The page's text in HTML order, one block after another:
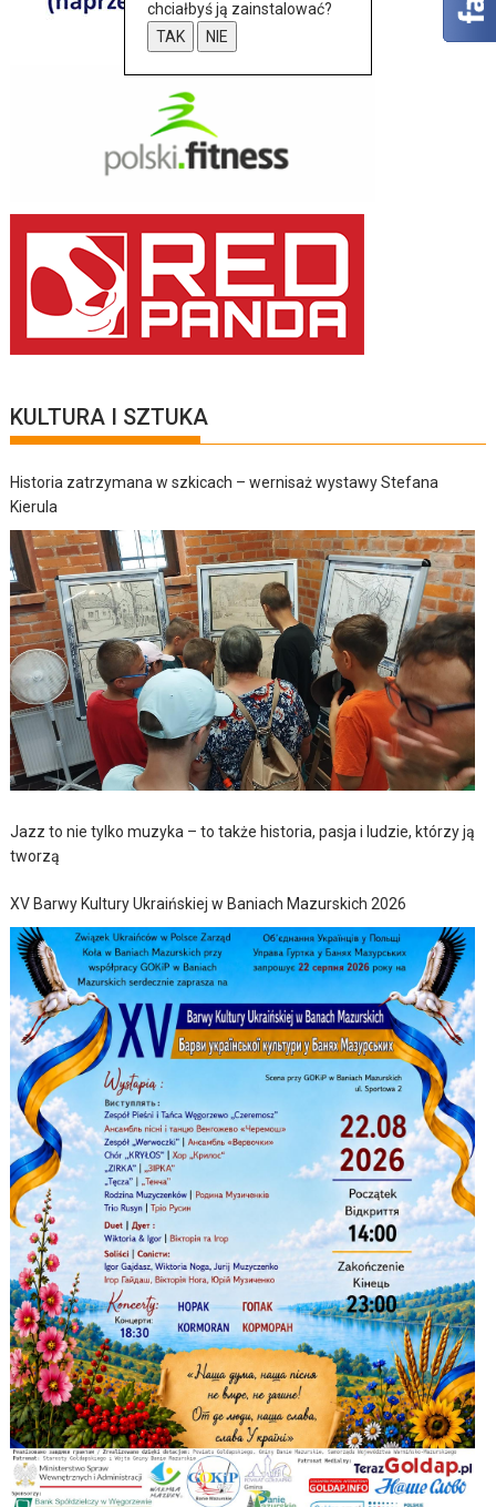
KULTURA I SZTUKA
Historia zatrzymana w szkicach – wernisaż wystawy Stefana
Kierula
Jazz to nie tylko muzyka – to także historia, pasja i ludzie, którzy ją
tworzą
XV Barwy Kultury Ukraińskiej w Baniach Mazurskich 2026
chciałbyś ją zainstalować?
TAK
NIE